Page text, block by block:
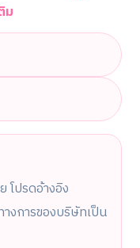
ม
โปรดอ้างอิง
งการของบริษัทเป็น